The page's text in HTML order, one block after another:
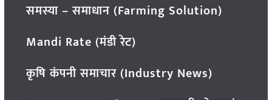
समस्या – समाधान (Farming Solution)
Mandi Rate (मंडी रेट)
कृषि कंपनी समाचार (Industry News)